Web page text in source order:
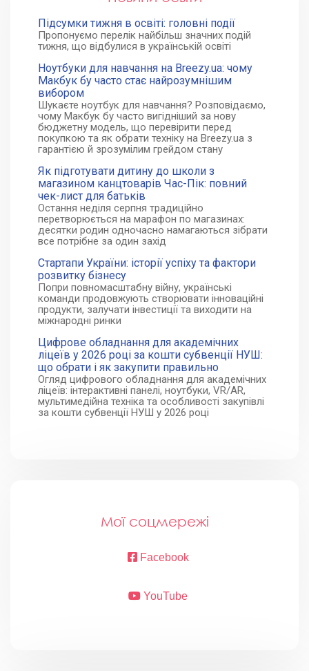
Підсумки тижня в освіті: головні події
Пропонуємо перелік найбільш значних подій
тижня, що відбулися в українській освіті
Ноутбуки для навчання на Breezy.ua: чому
Макбук бу часто стає найрозумнішим
вибором
Шукаєте ноутбук для навчання? Розповідаємо,
чому Макбук бу часто вигідніший за нову
бюджетну модель, що перевірити перед
покупкою та як обрати техніку на Breezy.ua з
гарантією й зрозумілим грейдом стану
Як підготувати дитину до школи з
магазином канцтоварів Час-Пік: повний
чек-лист для батьків
Остання неділя серпня традиційно
перетворюється на марафон по магазинах:
десятки родин одночасно намагаються зібрати
все потрібне за один захід
Стартапи України: історії успіху та фактори
розвитку бізнесу
Попри повномасштабну війну, українські
команди продовжують створювати інноваційні
продукти, залучати інвестиції та виходити на
міжнародні ринки
Цифрове обладнання для академічних
ліцеїв у 2026 році за кошти субвенції НУШ:
що обрати і як закупити правильно
Огляд цифрового обладнання для академічних
ліцеїв: інтерактивні панелі, ноутбуки, VR/AR,
мультимедійна техніка та особливості закупівлі
за кошти субвенції НУШ у 2026 році
Мої соцмережі
Facebook
YouTube